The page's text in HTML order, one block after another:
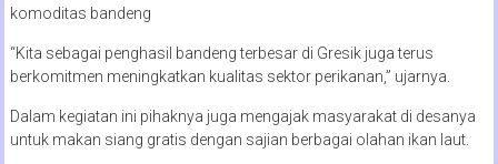
komoditas bandeng
“Kita sebagai penghasil bandeng terbesar di Gresik juga terus
berkomitmen meningkatkan kualitas sektor perikanan,” ujarnya.
Dalam kegiatan ini pihaknya juga mengajak masyarakat di desanya
untuk makan siang gratis dengan sajian berbagai olahan ikan laut.